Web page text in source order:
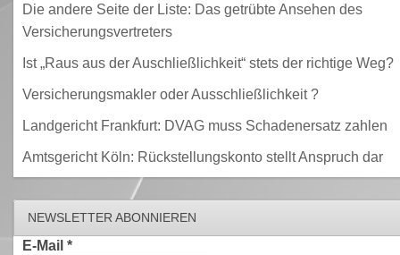
Die andere Seite der Liste: Das getrübte Ansehen des
Versicherungsvertreters
Ist „Raus aus der Auschließlichkeit“ stets der richtige Weg?
Versicherungsmakler oder Ausschließlichkeit ?
Landgericht Frankfurt: DVAG muss Schadenersatz zahlen
Amtsgericht Köln: Rückstellungskonto stellt Anspruch dar
NEWSLETTER ABONNIEREN
E-Mail *